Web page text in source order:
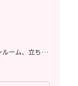
合志市＞
検査、マシンオペレーター、クリーンルーム、立ち作業